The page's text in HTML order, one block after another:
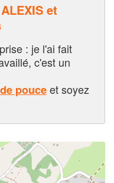
et
: je l'ai fait
c'est un
pouceet soyez